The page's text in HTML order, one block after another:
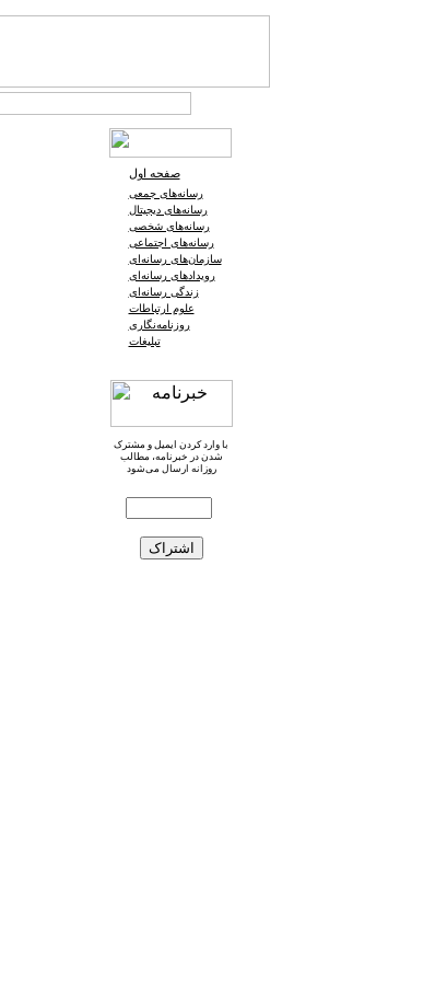
صفحه اول
رسانه‌های جمعی
رسانه‌های دیجیتال
رسانه‌های شخصی
رسانه‌های اجتماعی
سازمان‌های رسانه‌ای
رویدادهای رسانه‌ای
زندگی رسانه‌ای
علوم ارتباطات
روزنامه‌نگاری
تبلیغات
با وارد کردن ایمیل و مشترک
شدن در خبرنامه، مطالب
روزانه ارسال می‌شود